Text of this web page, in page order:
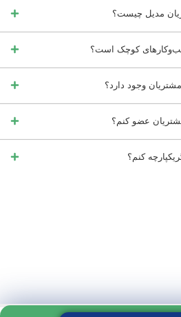
مدیل چیست؟
کوچک است؟
وجود دارد؟
عضو کنم؟
کنم؟